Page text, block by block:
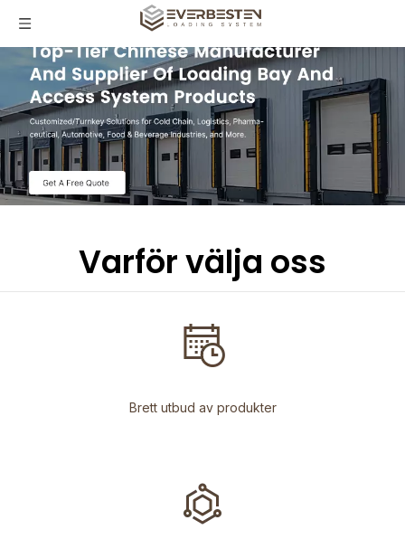
Varför välja oss
Brett utbud av produkter